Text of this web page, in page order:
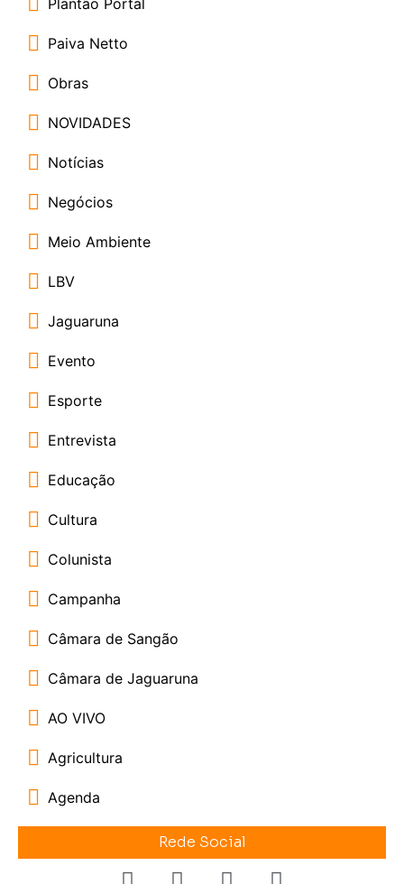
Paiva Netto
Obras
NOVIDADES
Notícias
Negócios
Meio Ambiente
LBV
Jaguaruna
Evento
Esporte
Entrevista
Educação
Cultura
Colunista
Campanha
Câmara de Sangão
Câmara de Jaguaruna
AO VIVO
Agricultura
Agenda
Rede Social